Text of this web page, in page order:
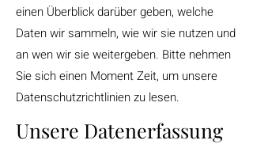
einen Überblick darüber geben, welche
Daten wir sammeln, wie wir sie nutzen und
an wen wir sie weitergeben. Bitte nehmen
Sie sich einen Moment Zeit, um unsere
Datenschutzrichtlinien zu lesen.
Unsere Datenerfassung